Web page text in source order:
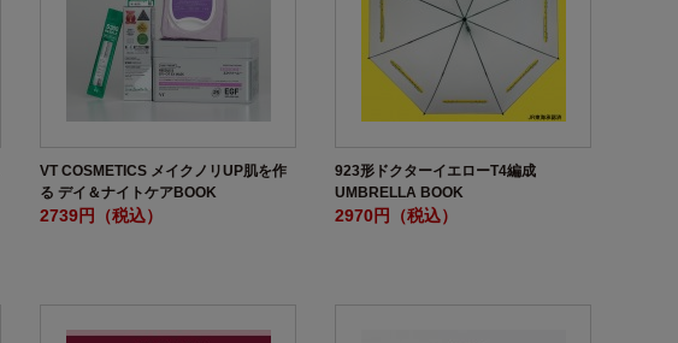
VT COSMETICS メイクノリUP肌を作
る デイ＆ナイトケアBOOK
2739円（税込）
923形ドクターイエローT4編成
UMBRELLA BOOK
2970円（税込）